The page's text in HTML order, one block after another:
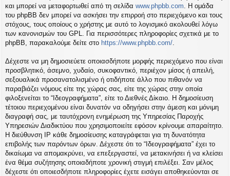
και μπορεί να μεταφορτωθεί από τη σελίδα www.phpbb.com . Η ομάδα
του phpBB δεν μπορεί να ασκήσει την επιρροή στο περιεχόμενο και τους
στόχους, τους οποίους ο χρήστης με αυτό το λογισμικό ακολουθεί λόγω
των κανονισμών του GPL. Για περισσότερες πληροφορίες σχετικά με το
phpBB, παρακαλούμε δείτε στο https://www.phpbb.com/
Δέχεστε να μη δημοσιεύετε οποιασδήποτε μορφής περιεχόμενο που είναι
προσβλητικό, άσεμνο, χυδαίο, συκοφαντικό, περιέχον μίσος ή απειλή,
σεξουαλικά προσανατολισμένο ή οτιδήποτε άλλο που πιθανόν να
παραβιάζει νόμους είτε της χώρας σας, είτε της χώρας στην οποία
φιλοξενείται το “Ιδεογραφήματα”, είτε το Διεθνές Δίκαιο. Η δημοσίευση
τέτοιου περιεχομένου είναι δυνατόν να οδηγήσει στην άμεση και μόνιμη
διαγραφή σας, με ταυτόχρονη ενημέρωση της Υπηρεσίας Παροχής
Υπηρεσιών Διαδικτύου που χρησιμοποιείτε εφόσον κρίνουμε απαραίτητο.
Η διεύθυνση IP κάθε δημοσίευσης καταγράφεται για τη δυνατότητα
επιβολής των παρόντων όρων. Δέχεστε ότι το “Ιδεογραφήματα” έχει το
δικαίωμα να απομακρύνει, να επεξεργαστεί, να μετακινήσει ή να κλείσει
ένα θέμα συζήτησης οποιαδήποτε χρονική στιγμή επιλέξει. Σαν μέλος
δέχεστε ότι οποιεσδήποτε πληροφορίες έχετε εισάγει αποθηκεύονται σε